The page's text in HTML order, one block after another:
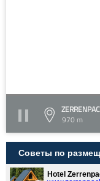
970 m
Советы по
Hotel